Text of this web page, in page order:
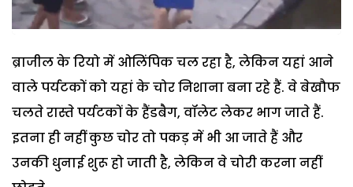
ब्राजील के रियो में ओलिंपिक चल रहा है, लेकिन यहां आने
वाले पर्यटकों को यहां के चोर निशाना बना रहे हैं. वे बेखौफ
चलते रास्‍ते पर्यटकों के हैंडबैग, वॉलेट लेकर भाग जाते हैं.
इतना ही नहीं कुछ चोर तो पकड़ में भी आ जाते हैं और
उनकी धुनाई शुरू हो जाती है, लेकिन वे चोरी करना नहीं